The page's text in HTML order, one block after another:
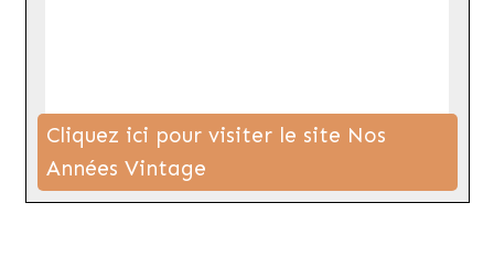
Cliquez ici pour visiter le site Nos
Années Vintage